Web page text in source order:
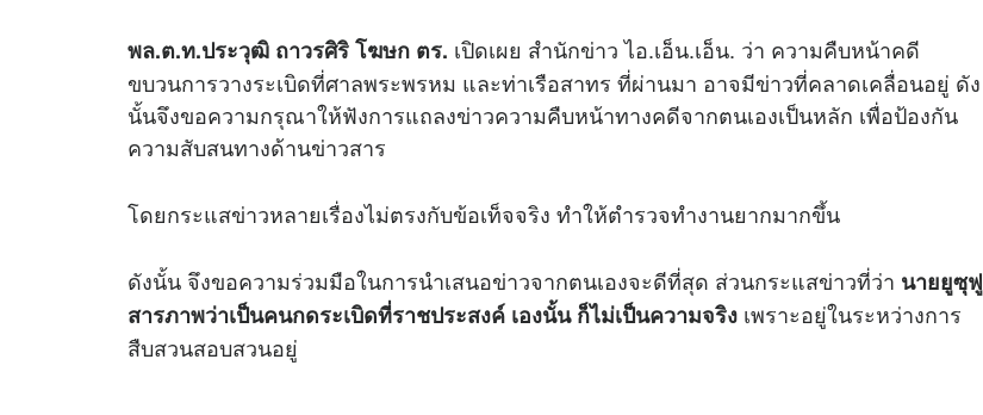
พล.ต.ท.ประวุฒิ ถาวรศิริ โฆษก ตร. เปิดเผย สำนักข่าว ไอ.เอ็น.เอ็น. ว่า ความคืบหน้าคดี
ขบวนการวางระเบิดที่ศาลพระพรหม และท่าเรือสาทร ที่ผ่านมา อาจมีข่าวที่คลาดเคลื่อนอยู่ ดัง
นั้นจึงขอความกรุณาให้ฟังการแถลงข่าวความคืบหน้าทางคดีจากตนเองเป็นหลัก เพื่อป้องกัน
ความสับสนทางด้านข่าวสาร
โดยกระแสข่าวหลายเรื่องไม่ตรงกับข้อเท็จจริง ทำให้ตำรวจทำงานยากมากขึ้น
ดังนั้น จึงขอความร่วมมือในการนำเสนอข่าวจากตนเองจะดีที่สุด ส่วนกระแสข่าวที่ว่า นายยูซุฟู
สารภาพว่าเป็นคนกดระเบิดที่ราชประสงค์ เองนั้น ก็ไม่เป็นความจริง เพราะอยู่ในระหว่างการ
สืบสวนสอบสวนอยู่